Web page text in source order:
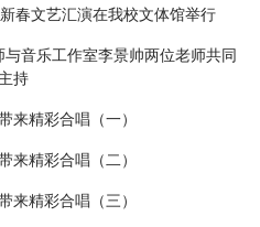
春文艺汇演在我校文体馆举行
音乐工作室李景帅两位老师共同
主持
来精彩合唱（一）
来精彩合唱（二）
来精彩合唱（三）